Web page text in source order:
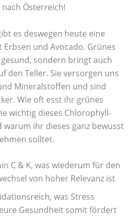
Österreich!
es deswegen heute eine
und Avocado. Grünes
sondern bringt auch
den Teller. Sie versorgen uns
Mineralstoffen und sind
Wie oft esst ihr grünes
wichtig dieses Chlorophyll-
warum ihr dieses ganz bewusst
solltet.
C & K, was wiederum für den
von hoher Relevanz ist
was Stress
Gesundheit somit fördert